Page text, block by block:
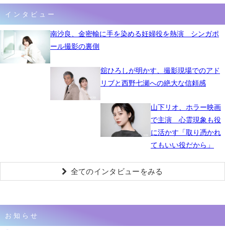
インタビュー
南沙良、金密輸に手を染める妊婦役を熱演 シンガポ
ール撮影の裏側
舘ひろしが明かす、撮影現場でのアド
リブと西野七瀬への絶大な信頼感
山下リオ、ホラー映画
で主演 心霊現象も役
に活かす「取り憑かれ
てもいい役だから」
全てのインタビューをみる
お知らせ